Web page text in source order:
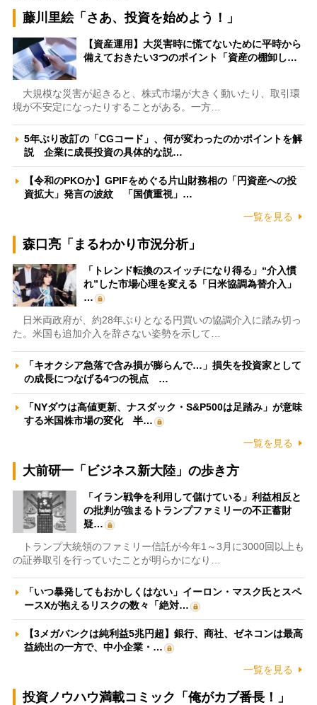
藤川里絵「さあ、投資を始めよう！」
【資産運用】大災害時に慌てないために平時から
備えておきたい3つのポイント「資産の棚卸し…
大規模な災害が起きると、株式市場が大きく動いたり、取引環
境が不安定になったりすることがある。一方…
5年ぶり改訂の「CGコード」、何が変わったのかポイントを解
説 企業に成長投資の具体的な説…
【令和のPKOか】GPIFをめぐる片山財務相の「円資産への投
資拡大」発言の波紋 「国債重視」…
一覧を見る
森口亮「まるわかり市況分析」
「トレンド転換のスイッチになり得る」“介入慣
れ”した市場心理を変える「日米協調為替介入」
…
日米両政府が、約28年ぶりとなる円買いの協調介入に踏み切っ
た。米国も追加介入を辞さない姿勢を示して…
「キオクシア急落で含み損が膨らんで…」損失を投資家として
の成長につなげる4つの視点 …
「NYダウは高値更新、ナスダック・S&P500は足踏み」が意味
する米国株市場の変化 半…
一覧を見る
大前研一「ビジネス新大陸」の歩き方
「イラン戦争を利用して儲けている」利益相反と
の批判が強まるトランプファミリーの不正蓄財
疑…
トランプ大統領のファミリー信託が今年1～3月に3000回以上も
の証券取引を行っていたことが明らかになり…
「いつ暴発してもおかしくはない」イーロン・マスク氏とスペ
ースXが抱えるリスクの数々「絶対…
【3メガバンクは純利益5兆円超】銀行、商社、ゼネコンは最高
益続出の一方で、中小企業・…
一覧を見る
投資ノウハウ満載コミック「俺がカブ番長！」